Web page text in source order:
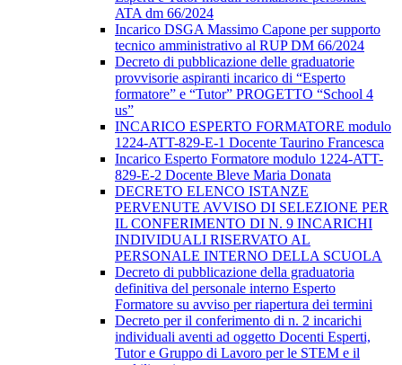
ATA dm 66/2024
Incarico DSGA Massimo Capone per supporto
tecnico amministrativo al RUP DM 66/2024
Decreto di pubblicazione delle graduatorie
provvisorie aspiranti incarico di “Esperto
formatore” e “Tutor” PROGETTO “School 4
us”
INCARICO ESPERTO FORMATORE modulo
1224-ATT-829-E-1 Docente Taurino Francesca
Incarico Esperto Formatore modulo 1224-ATT-
829-E-2 Docente Bleve Maria Donata
DECRETO ELENCO ISTANZE
PERVENUTE AVVISO DI SELEZIONE PER
IL CONFERIMENTO DI N. 9 INCARICHI
INDIVIDUALI RISERVATO AL
PERSONALE INTERNO DELLA SCUOLA
Decreto di pubblicazione della graduatoria
definitiva del personale interno Esperto
Formatore su avviso per riapertura dei termini
Decreto per il conferimento di n. 2 incarichi
individuali aventi ad oggetto Docenti Esperti,
Tutor e Gruppo di Lavoro per le STEM e il